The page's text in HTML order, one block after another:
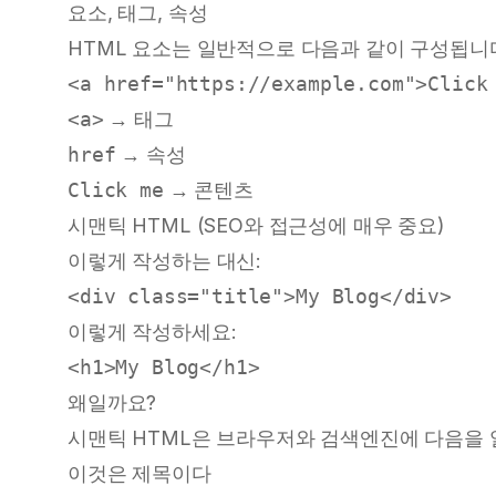
요소, 태그, 속성
HTML 요소는 일반적으로 다음과 같이 구성됩니
<a href="https://example.com">Click
<a> → 태그
href → 속성
Click me → 콘텐츠
시맨틱 HTML (SEO와 접근성에 매우 중요)
이렇게 작성하는 대신:
<div class="title">My Blog</div>
이렇게 작성하세요:
<h1>My Blog</h1>
왜일까요?
시맨틱 HTML은 브라우저와 검색엔진에 다음을
이것은 제목이다